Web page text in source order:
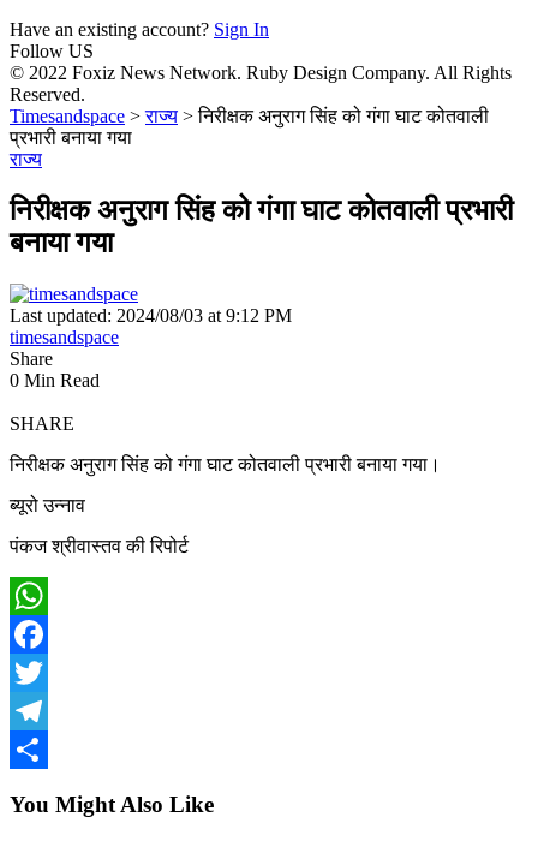
Have an existing account? Sign In
Follow US
© 2022 Foxiz News Network. Ruby Design Company. All Rights
Reserved.
Timesandspace >राज्य >निरीक्षक अनुराग सिंह को गंगा घाट कोतवाली
प्रभारी बनाया गया
राज्य
निरीक्षक अनुराग सिंह को गंगा घाट कोतवाली प्रभारी
बनाया गया
Last updated: 2024/08/03 at 9:12 PM
timesandspace
Share
0 Min Read
SHARE
निरीक्षक अनुराग सिंह को गंगा घाट कोतवाली प्रभारी बनाया गया।
ब्यूरो उन्नाव
पंकज श्रीवास्तव की रिपोर्ट
WhatsApp
Facebook
Twitter
Telegram
You Might Also Like